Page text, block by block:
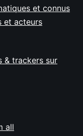
et connus
et acteurs
& trackers sur
all